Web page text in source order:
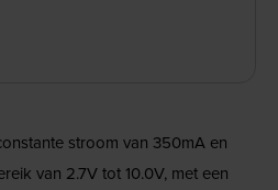
stroom van 350mA en
van 2.7V tot 10.0V, met een